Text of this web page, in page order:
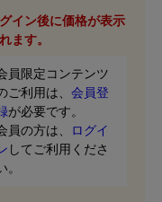
イン後に価格が表示
ます。
員限定コンテンツ
ご利用は、 会員登
が必要です。
員の方は、
ログイ
してご利用くださ
。